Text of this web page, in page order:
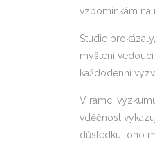
vzpomínkám na
Studie
myšlení
každodenní
V rámci
vděčnost
důsledku toho